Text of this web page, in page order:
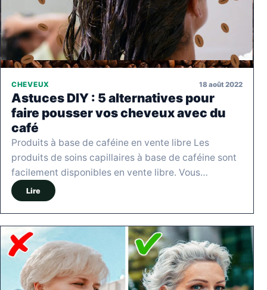
CHEVEUX 18 août 2022
Astuces DIY : 5 alternatives pour
faire pousser vos cheveux avec du
café
Produits à base de caféine en vente libre Les
produits de soins capillaires à base de caféine sont
facilement disponibles en vente libre. Vous…
Lire